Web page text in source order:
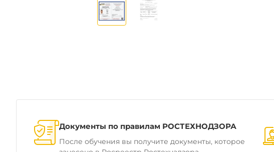
Документы по правилам РОСТЕХНОДЗОРА
После обучения вы получите документы, которое